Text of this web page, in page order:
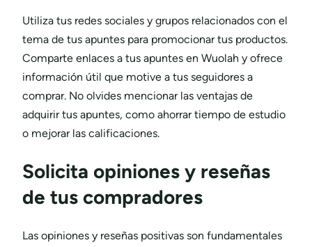
Utiliza tus redes sociales y grupos relacionados con el
tema de tus apuntes para promocionar tus productos.
Comparte enlaces a tus apuntes en Wuolah y ofrece
información útil que motive a tus seguidores a
comprar. No olvides mencionar las ventajas de
adquirir tus apuntes, como ahorrar tiempo de estudio
o mejorar las calificaciones.
Solicita opiniones y reseñas
de tus compradores
Las opiniones y reseñas positivas son fundamentales